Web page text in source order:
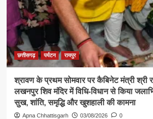
अग्रवाल
ने
जनदर्शन
सुनीं
आमजन
की
छत्तीसगढ़ पर्यटन रायपुर
श्रावण के प्रथम सोमवार पर कैबिनेट मंत्री श्री
लखनपुर शिव मंदिर में विधि-विधान से किया
सुख, शांति, समृद्धि और खुशहाली की कामना
Apna Chhattisgarh 03/08/2026 0